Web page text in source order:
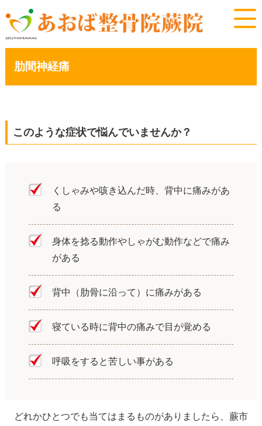
肋間神経痛
このような症状で悩んでいませんか？
くしゃみや咳き込んだ時、背中に痛みがあ
る
身体を捻る動作やしゃがむ動作などで痛み
がある
背中（肋骨に沿って）に痛みがある
寝ている時に背中の痛みで目が覚める
呼吸をすると苦しい事がある
どれかひとつでも当てはまるものがありましたら、蕨市